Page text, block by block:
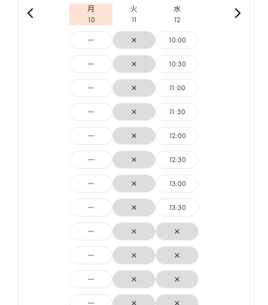
月
10
火
11
水
12
10:00
10:30
11:00
11:30
12:00
12:30
13:00
13:30